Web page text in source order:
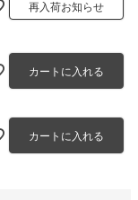
再入荷お知らせ
カートに入れる
カートに入れる